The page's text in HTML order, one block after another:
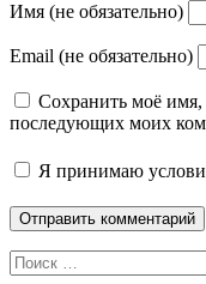
Имя (не обязательно)
Email (не обязательно)
Сохранить моё имя,
последующих моих
Я принимаю